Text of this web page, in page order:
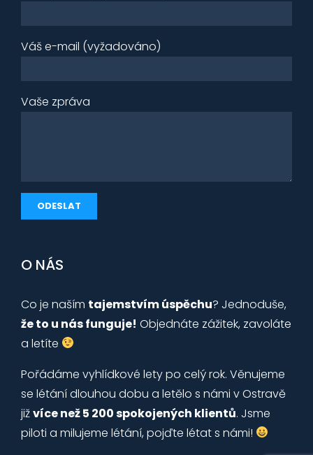
Váš e-mail (vyžadováno)
Vaše zpráva
O NÁS
Co je naším tajemstvím úspěchu? Jednoduše,
že to u nás funguje! Objednáte zážitek, zavoláte
a letíte
Pořádáme vyhlídkové lety po celý rok. Věnujeme
se létání dlouhou dobu a letělo s námi v Ostravě
jižvíce než 5 200 spokojených klientů. Jsme
piloti a milujeme létání, pojďte létat s námi!